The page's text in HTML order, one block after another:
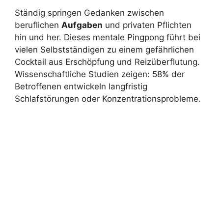
Ständig springen Gedanken zwischen
beruflichen Aufgaben und privaten Pflichten
hin und her. Dieses mentale Pingpong führt bei
vielen Selbstständigen zu einem gefährlichen
Cocktail aus Erschöpfung und Reizüberflutung.
Wissenschaftliche Studien zeigen: 58% der
Betroffenen entwickeln langfristig
Schlafstörungen oder Konzentrationsprobleme.